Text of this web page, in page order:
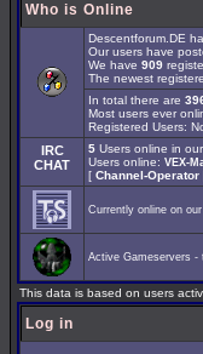
Who is Online
Descentforum.DE
Our users have
We have 909
The newest
In total there are
Most users ever
Registered Users:
IRC
CHAT
5 Users online in
Users online: VEX-
[ Channel-Operator
Currently online on
Active Gameservers -
This data is based on users
Log in